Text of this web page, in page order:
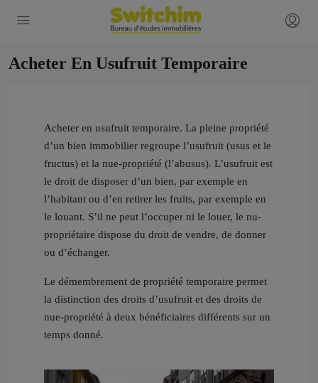
Acheter En Usufruit Temporaire
Acheter en usufruit temporaire. La pleine propriété
d’un bien immobilier regroupe l’usufruit (usus et le
fructus) et la nue-propriété (l’abusus). L’usufruit est
le droit de disposer d’un bien, par exemple en
l’habitant ou d’en retirer les fruits, par exemple en
le louant. S’il ne peut l’occuper ni le louer, le nu-
propriétaire dispose du droit de vendre, de donner
ou d’échanger.
Le démembrement de propriété temporaire permet
la distinction des droits d’usufruit et des droits de
nue-propriété à deux bénéficiaires différents sur un
temps donné.